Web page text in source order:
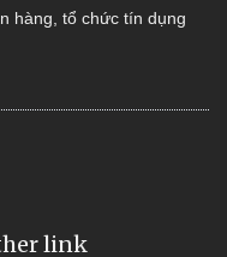
hàng, tổ chức tín dụng
link